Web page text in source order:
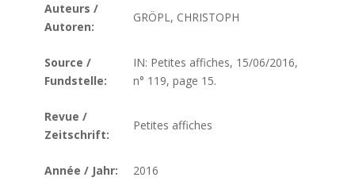
Auteurs /
Autoren:
GRÖPL, CHRISTOPH
Source /
Fundstelle:
IN: Petites affiches, 15/06/2016,
n° 119, page 15.
Revue /
Zeitschrift:
Petites affiches
Année / Jahr: 2016